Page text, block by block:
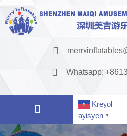
Whatsapp:
Kreyol
ayisyen
▼